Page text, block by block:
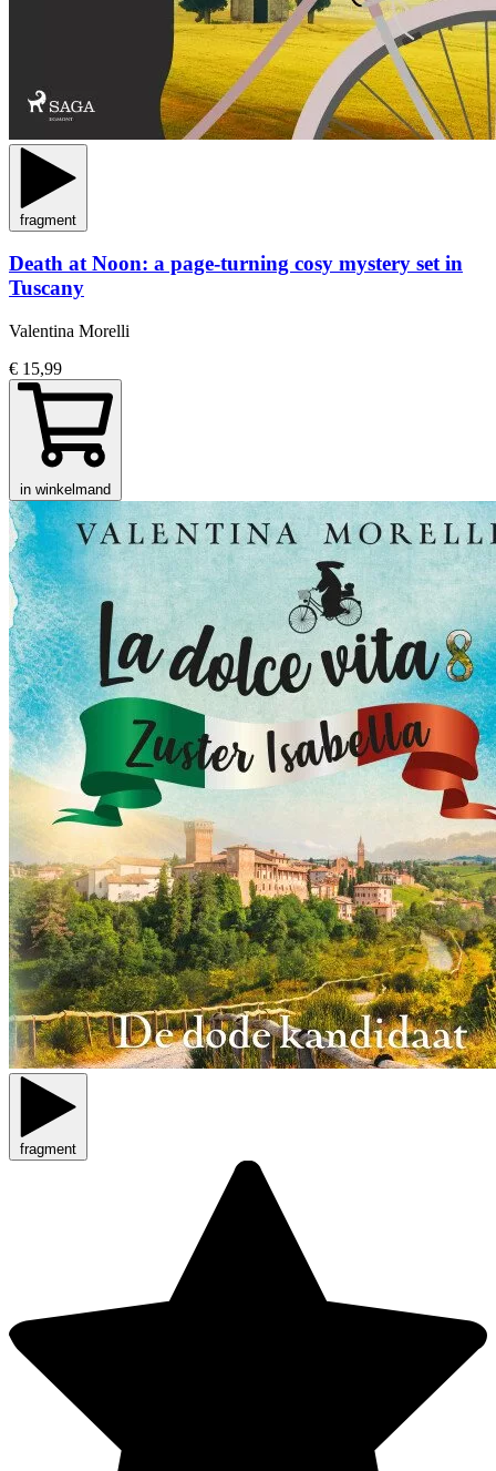
fragment
Death at Noon: a page-turning cosy mystery set in
Tuscany
Valentina Morelli
€ 15,99
in winkelmand
fragment